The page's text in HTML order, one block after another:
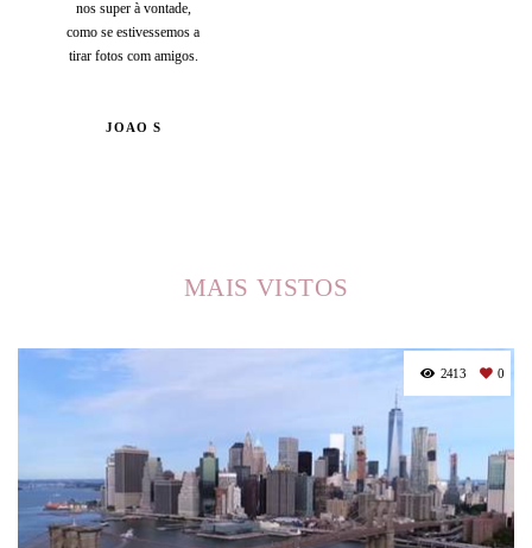
nos super à vontade,
como se estivessemos a
tirar fotos com amigos.
JOAO S
MAIS VISTOS
2413 0